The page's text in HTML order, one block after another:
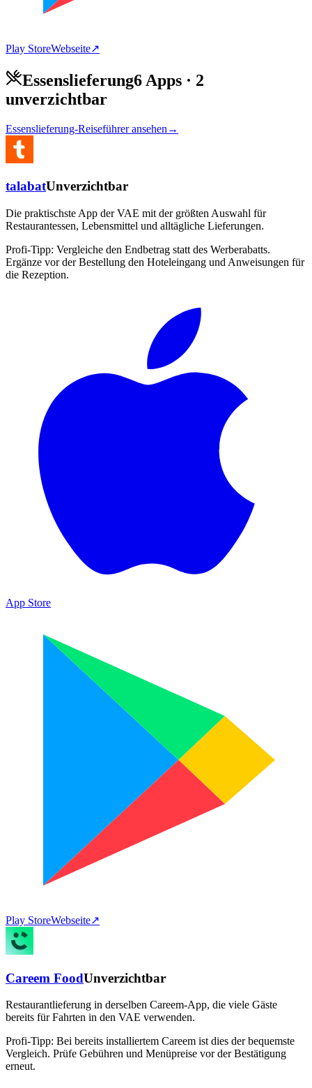
Play StoreWebseite↗
Essenslieferung6 Apps · 2
unverzichtbar
Essenslieferung-Reiseführer ansehen →
talabatUnverzichtbar
Die praktischste App der VAE mit der größten Auswahl für
Restaurantessen, Lebensmittel und alltägliche Lieferungen.
Profi-Tipp: Vergleiche den Endbetrag statt des Werberabatts.
Ergänze vor der Bestellung den Hoteleingang und Anweisungen für
die Rezeption.
App Store
Play StoreWebseite↗
Careem FoodUnverzichtbar
Restaurantlieferung in derselben Careem-App, die viele Gäste
bereits für Fahrten in den VAE verwenden.
Profi-Tipp: Bei bereits installiertem Careem ist dies der bequemste
Vergleich. Prüfe Gebühren und Menüpreise vor der Bestätigung
erneut.